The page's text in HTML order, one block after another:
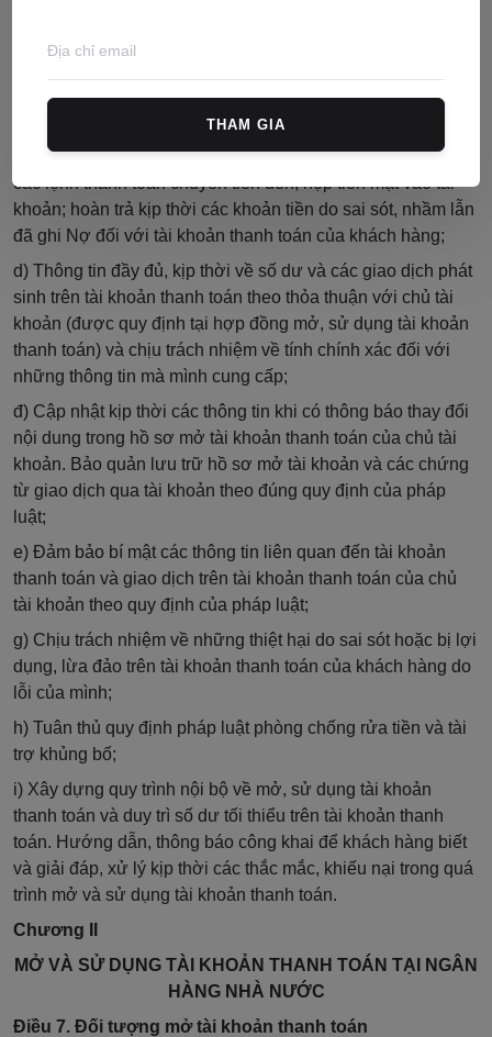
hoặc người phụ trách kế toán (
và những người được ủy quyền để kiểm tra, đối chiếu trong
quá trình sử dụng tài khoản thanh toán;
c) Ghi Có vào tài khoản thanh toán của khách hàng kịp thời
các lệnh thanh toán chuyển tiền đến, nộp tiền mặt vào tài
khoản; hoàn trả kịp thời các khoản tiền do sai sót, nhầm lẫn
đã ghi Nợ đối với tài khoản thanh toán của khách hàng;
d) Thông tin đầy đủ, kịp thời về số dư và các giao dịch phát
sinh trên tài khoản thanh toán theo thỏa thuận với chủ tài
khoản (được quy định tại hợp đồng mở, sử dụng tài khoản
thanh toán) và chịu trách nhiệm về tính chính xác đối với
những thông tin mà mình cung cấp;
đ) Cập nhật kịp thời các thông tin khi có thông báo thay đổi
nội dung trong hồ sơ mở tài khoản thanh toán của chủ tài
khoản. Bảo quản lưu trữ hồ sơ mở tài khoản và các chứng
từ giao dịch qua tài khoản theo đúng quy định của pháp
luật;
e) Đảm bảo bí mật các thông tin liên quan đến tài khoản
thanh toán và giao dịch trên tài khoản thanh toán của chủ
tài khoản theo quy định của pháp luật;
g) Chịu trách nhiệm về những thiệt hại do sai sót hoặc bị lợi
dụng, lừa đảo trên tài khoản thanh toán của khách hàng do
lỗi của mình;
h) Tuân thủ quy định pháp luật phòng chống rửa tiền và tài
trợ khủng bố;
i) Xây dựng quy trình nội bộ về mở, sử dụng tài khoản
thanh toán và duy trì số dư tối thiểu trên tài khoản thanh
toán. Hướng dẫn, thông báo công khai để khách hàng biết
và giải đáp, xử lý kịp thời các thắc mắc, khiếu nại trong quá
trình mở và sử dụng tài khoản thanh toán.
Chương II
MỞ VÀ SỬ DỤNG TÀI KHOẢN THANH TOÁN TẠI NGÂN
HÀNG NHÀ NƯỚC
Điều 7. Đối tượng mở tài khoản thanh toán
THAM GIA